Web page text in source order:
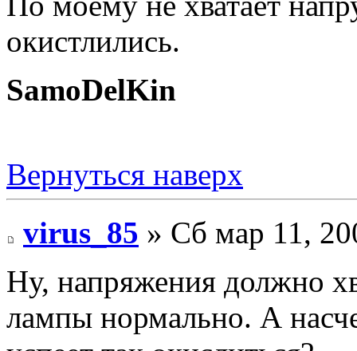
окистлились.
SamoDelKin
Вернуться наверх
virus_85 » Сб мар 11,
Ну, напряжения должно
лампы нормально. А